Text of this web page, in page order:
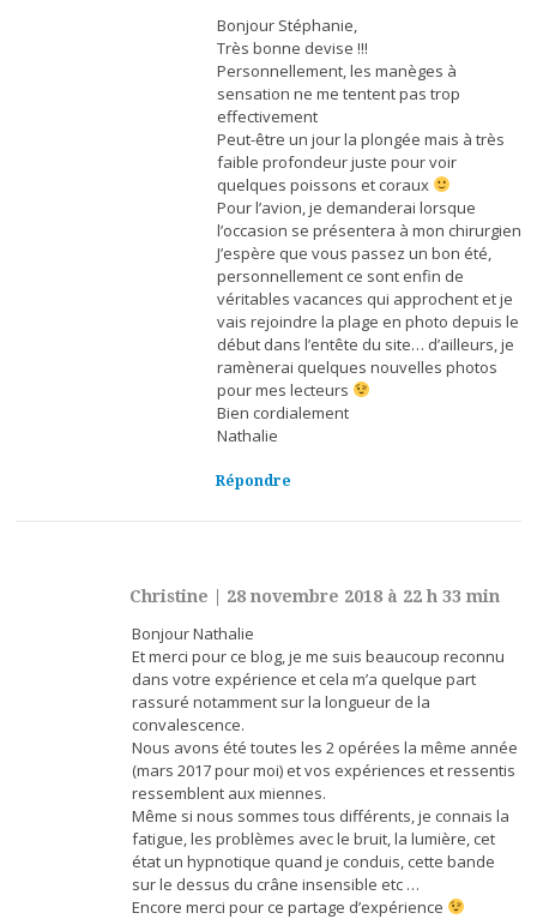
Bonjour Stéphanie,
Très bonne devise !!!
Personnellement, les manèges à
sensation ne me tentent pas trop
effectivement
Peut-être un jour la plongée mais à très
faible profondeur juste pour voir
quelques poissons et coraux
Pour l’avion, je demanderai lorsque
l’occasion se présentera à mon chirurgien
J’espère que vous passez un bon été,
personnellement ce sont enfin de
véritables vacances qui approchent et je
vais rejoindre la plage en photo depuis le
début dans l’entête du site… d’ailleurs, je
ramènerai quelques nouvelles photos
pour mes lecteurs
Bien cordialement
Nathalie
Répondre
Christine 28 novembre 2018 à 22 h 33 min
Bonjour Nathalie
Et merci pour ce blog, je me suis beaucoup reconnu
dans votre expérience et cela m’a quelque part
rassuré notamment sur la longueur de la
convalescence.
Nous avons été toutes les 2 opérées la même année
(mars 2017 pour moi) et vos expériences et ressentis
ressemblent aux miennes.
Même si nous sommes tous différents, je connais la
fatigue, les problèmes avec le bruit, la lumière, cet
état un hypnotique quand je conduis, cette bande
sur le dessus du crâne insensible etc …
Encore merci pour ce partage d’expérience